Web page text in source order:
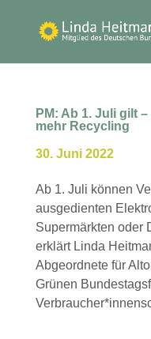
PM: Ab 1. Juli gilt
mehr Recycling
30. Juni 2022
Ab 1. Juli können
ausgedienten
Supermärkten oder
erklärt Linda
Abgeordnete für
Grünen